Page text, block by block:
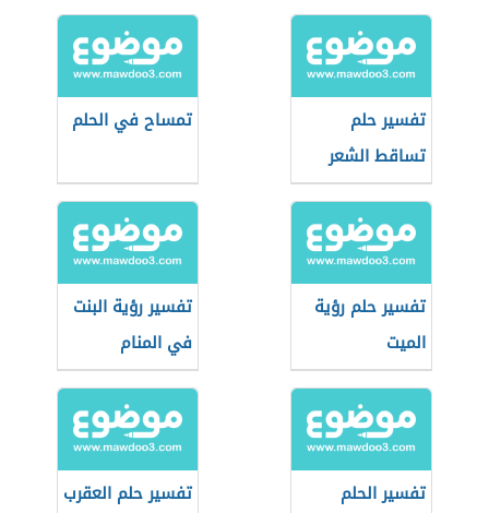
تفسير حلم
تساقط الشعر
للمتزوجة
تمساح في الحلم
تفسير حلم رؤية
الميت
تفسير رؤية البنت
في المنام
تفسير الحلم
تفسير حلم العقرب